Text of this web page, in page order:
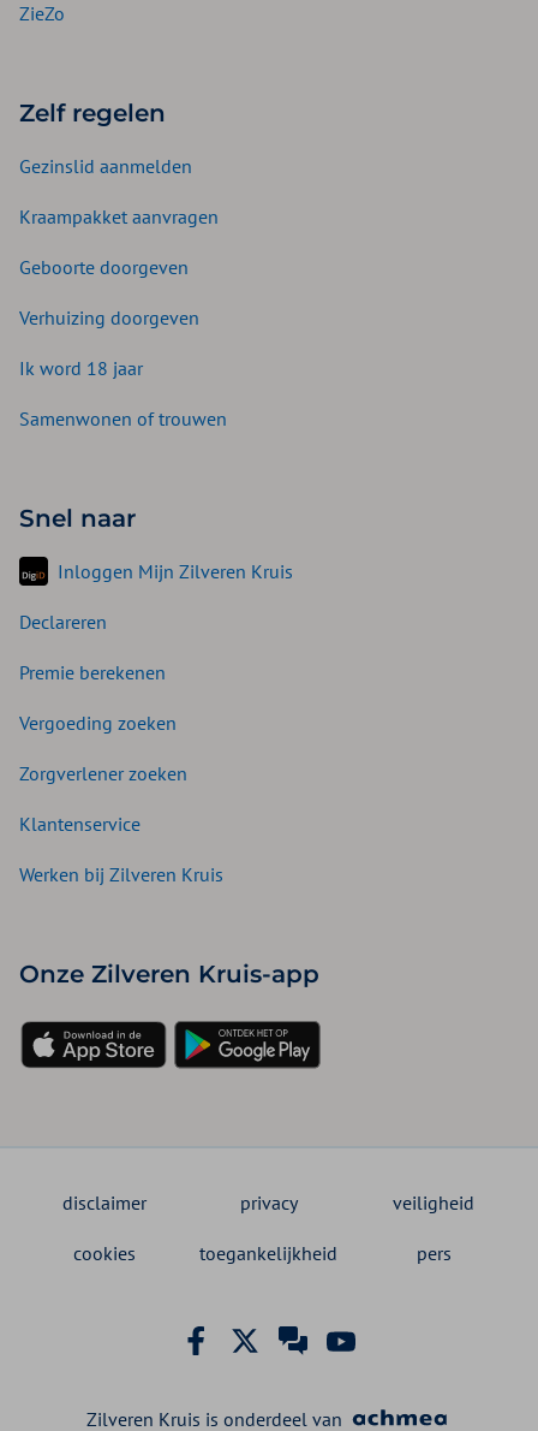
ZieZo
Zelf regelen
Gezinslid aanmelden
Kraampakket aanvragen
Geboorte doorgeven
Verhuizing doorgeven
Ik word 18 jaar
Samenwonen of trouwen
Snel naar
Inloggen Mijn Zilveren Kruis
Declareren
Premie berekenen
Vergoeding zoeken
Zorgverlener zoeken
Klantenservice
Werken bij Zilveren Kruis
Onze Zilveren Kruis-app
disclaimer privacy veiligheid
cookies toegankelijkheid pers
Zilveren Kruis is onderdeel van